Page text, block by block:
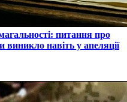
питання про
виникло навіть у апеляції